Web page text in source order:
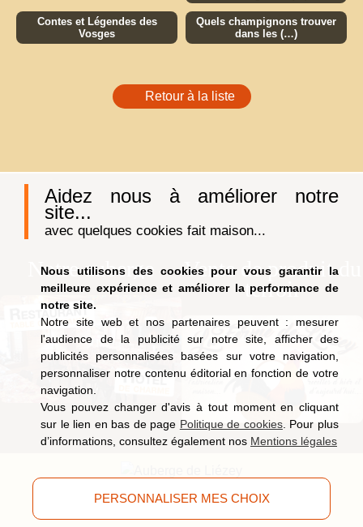
Aidez nous à améliorer notre
site...
avec quelques cookies fait maison...
Nous utilisons des cookies pour vous garantir la
meilleure expérience et améliorer la performance de
notre site.
Notre site web et nos partenaires peuvent : mesurer
l'audience de la publicité sur notre site, afficher des
publicités personnalisées basées sur votre navigation,
personnaliser notre contenu éditorial en fonction de votre
navigation.
Vous pouvez changer d'avis à tout moment en cliquant
sur le lien en bas de page Politique de cookies. Pour plus
d’informations, consultez également nos Mentions légales
PERSONNALISER MES CHOIX
Contes et Légendes des
Vosges
Quels champignons trouver
dans les (…)
Retour à la liste
Notre auberge
Vente de produit du
terroir
9, route de Saucefaing, 88400 Liézey(Vosges)